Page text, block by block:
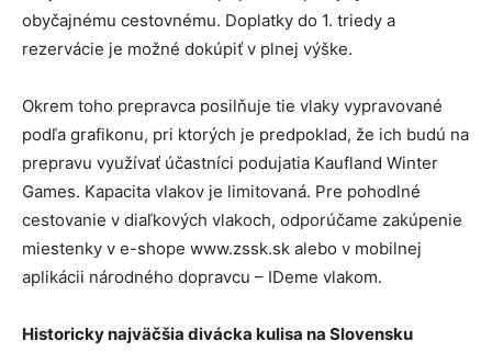
obyčajnému cestovnému. Doplatky do 1. triedy a
rezervácie je možné dokúpiť v plnej výške.
Okrem toho prepravca posilňuje tie vlaky vypravované
podľa grafikonu, pri ktorých je predpoklad, že ich budú na
prepravu využívať účastníci podujatia Kaufland Winter
Games. Kapacita vlakov je limitovaná. Pre pohodlné
cestovanie v diaľkových vlakoch, odporúčame zakúpenie
miestenky v e-shope www.zssk.sk alebo v mobilnej
aplikácii národného dopravcu – IDeme vlakom.
Historicky najväčšia divácka kulisa na Slovensku